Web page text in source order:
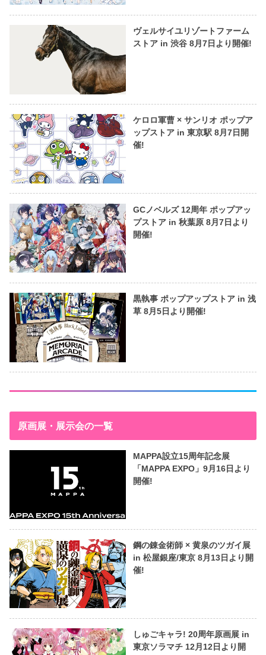
ヴェルサイユリゾートファーム
ストア in 渋谷 8月7日より開催!
ケロロ軍曹 × サンリオ ポップア
ップストア in 東京駅 8月7日開
催!
GCノベルズ 12周年 ポップアッ
プストア in 秋葉原 8月7日より
開催!
黒執事 ポップアップストア in 浅
草 8月5日より開催!
原画展・展示会の一覧
MAPPA設立15周年記念展
「MAPPA EXPO」9月16日より
開催!
鋼の錬金術師 × 黄泉のツガイ展
in 松屋銀座/東京 8月13日より開
催!
しゅごキャラ! 20周年原画展 in
東京ソラマチ 12月12日より開